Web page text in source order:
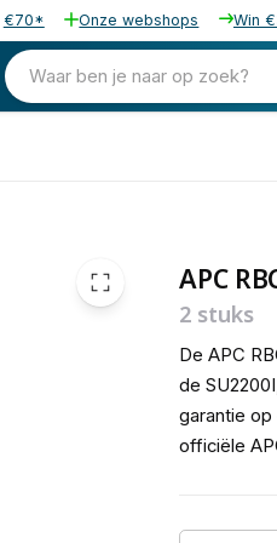
€70* Onze webshops Win
Waar ben je naar op zoek?
APC
2 stuks
De APC
de
garantie
officiële
471,80 excl. btw
570,88 incl. btw